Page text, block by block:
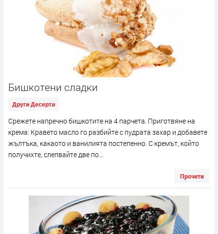
Бишкотени сладки
Други Десерти
Срежете напречно бишкотите на 4 парчета. Приготвяне на
крема: Кравето масло го разбийте с пудрата захар и добавете
жълтъка, какаото и ванилията постепенно. С кремът, който
получихте, слепвайте две по...
Прочети